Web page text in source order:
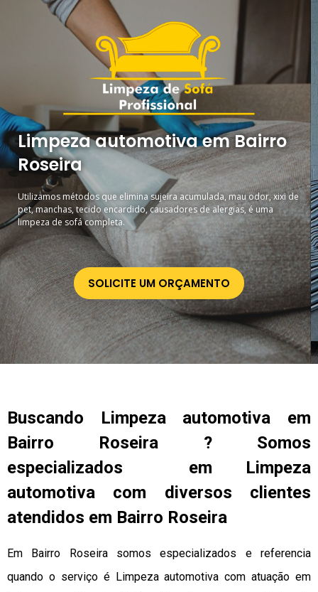
Limpeza automotiva em Bairro
Roseira
Utilizamos métodos que elimina sujeira acumulada, mau odor, xixi de
pet, manchas, tecido encardido, causadores de alergias, é uma
limpeza de sofá completa.
SOLICITE UM ORÇAMENTO
Buscando Limpeza automotiva em
Bairro Roseira ? Somos
especializados em Limpeza
automotiva com diversos clientes
atendidos em Bairro Roseira
Em Bairro Roseira somos especializados e referencia
quando o serviço é Limpeza automotiva com atuação em